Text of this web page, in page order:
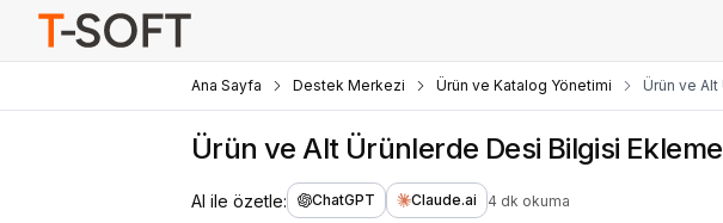
Ana Sayfa Destek Merkezi Ürün ve Katalog Yönetimi Ürün ve
Ürün ve Alt Ürünlerde Desi Bilgisi
AI ile özetle: ChatGPT Claude.ai 4 dk okuma